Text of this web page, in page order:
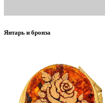
Янтарь и бронза